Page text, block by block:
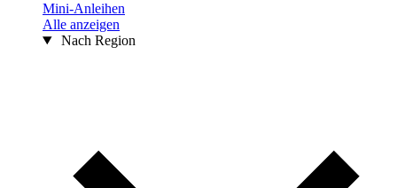
Mini-Anleihen
Alle anzeigen
Nach Region